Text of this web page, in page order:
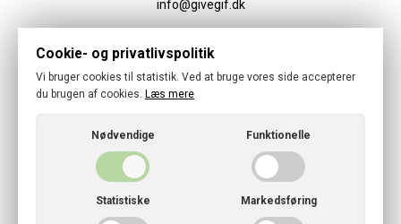
info@givegif.dk
Følg os
Cookie- og privatlivspolitik
Vi bruger cookies til statistik. Ved at bruge vores side accepterer
du brugen af cookies. Læs mere
Nødvendige Funktionelle
Statistiske Markedsføring